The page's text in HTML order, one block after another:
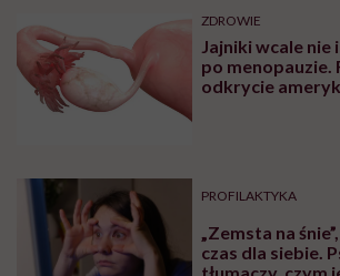
ZDROWIE
Jajniki wcale nie
po menopauzie.
odkrycie
PROFILAKTYKA
„Zemsta na
czas dla siebie.